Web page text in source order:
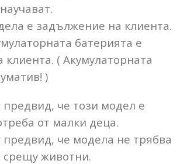
е задължение на клиента.
батерията е
( Акумулаторната
)
че този модел е
от малки деца.
че модела не трябва
срещу животни.